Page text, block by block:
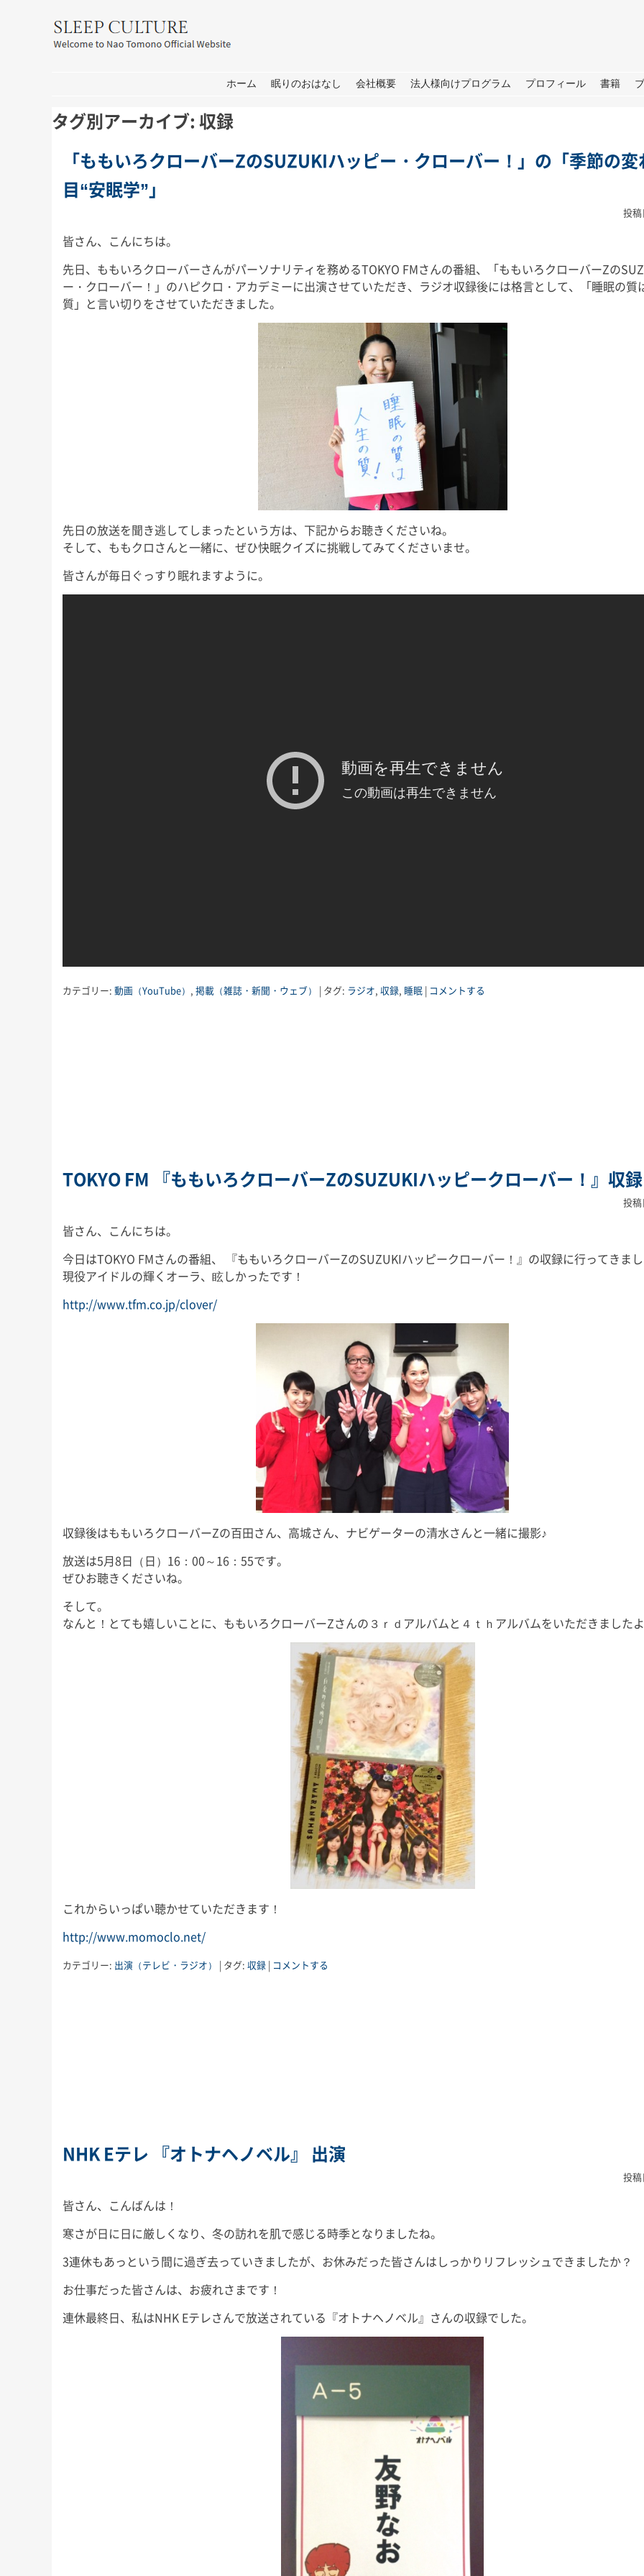
ホーム 眠りのおはなし 会社概要 法人様向けプログラム プロフィール 書籍
タグ別アーカイブ:収録
「ももいろクローバーZのSUZUKIハッピー・クローバー！」の「季節の
目“安眠学”」
投
皆さん、こんにちは。
先日、ももいろクローバーさんがパーソナリティを務めるTOKYO FMさんの番組、「ももいろクローバーZの
ー・クローバー！」のハピクロ・アカデミーに出演させていただき、ラジオ収録後には格言として、「睡眠の質
質」と言い切りをさせていただきました。
先日の放送を聞き逃してしまったという方は、下記からお聴きくださいね。
そして、ももクロさんと一緒に、ぜひ快眠クイズに挑戦してみてくださいませ。
皆さんが毎日ぐっすり眠れますように。
カテゴリー: 動画（YouTube） 掲載（雑誌・新聞・ウェブ） | タグ: ラジオ 収録 睡眠 | コメントする
TOKYO FM 『ももいろクローバーZのSUZUKIハッピークローバー！』収録
投
皆さん、こんにちは。
今日はTOKYO FMさんの番組、 『ももいろクローバーZのSUZUKIハッピークローバー！』の収録に行ってきま
現役アイドルの輝くオーラ、眩しかったです！
http://www.tfm.co.jp/clover/
収録後はももいろクローバーZの百田さん、高城さん、ナビゲーターの清水さんと一緒に撮影♪
放送は5月8日（日）16：00～16：55です。
ぜひお聴きくださいね。
そして。
なんと！とても嬉しいことに、ももいろクローバーZさんの３ｒｄアルバムと４ｔｈアルバムをいただきました
これからいっぱい聴かせていただきます！
http://www.momoclo.net/
カテゴリー: 出演（テレビ・ラジオ） | タグ: 収録 | コメントする
NHK Eテレ 『オトナヘノベル』 出演
投
皆さん、こんばんは！
寒さが日に日に厳しくなり、冬の訪れを肌で感じる時季となりましたね。
3連休もあっという間に過ぎ去っていきましたが、お休みだった皆さんはしっかりリフレッシュできましたか？
お仕事だった皆さんは、お疲れさまです！
連休最終日、私はNHK Eテレさんで放送されている『オトナヘノベル』さんの収録でした。
演のお知らせ
皆さん、こんにちは。 今週日曜
回目の出演となりますが、今回も
季節に合った「初耳！」な睡眠知
識をお届けいたしますので、ぜひ
ご覧くださいませ。
皆さん、こ
せ→撮影→